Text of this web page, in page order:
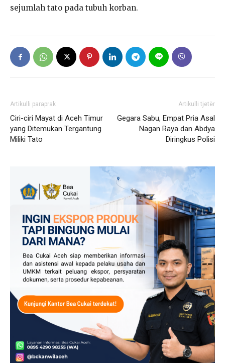
sejumlah tato pada tubuh korban.
Artikulli paraprak
Ciri-ciri Mayat di Aceh Timur
yang Ditemukan Tergantung
Miliki Tato
Artikulli tjetër
Gegara Sabu, Empat Pria Asal
Nagan Raya dan Abdya
Diringkus Polisi